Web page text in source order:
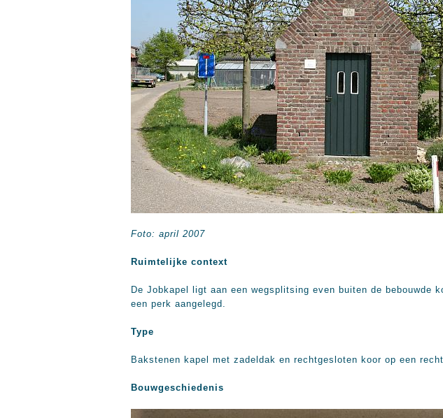
Foto: april 2007
Ruimtelijke context
De Jobkapel ligt aan een wegsplitsing even buiten de bebouwde
een perk aangelegd.
Type
Bakstenen kapel met zadeldak en rechtgesloten koor op een
Bouwgeschiedenis